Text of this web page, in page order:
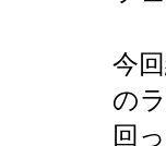
今
の
回